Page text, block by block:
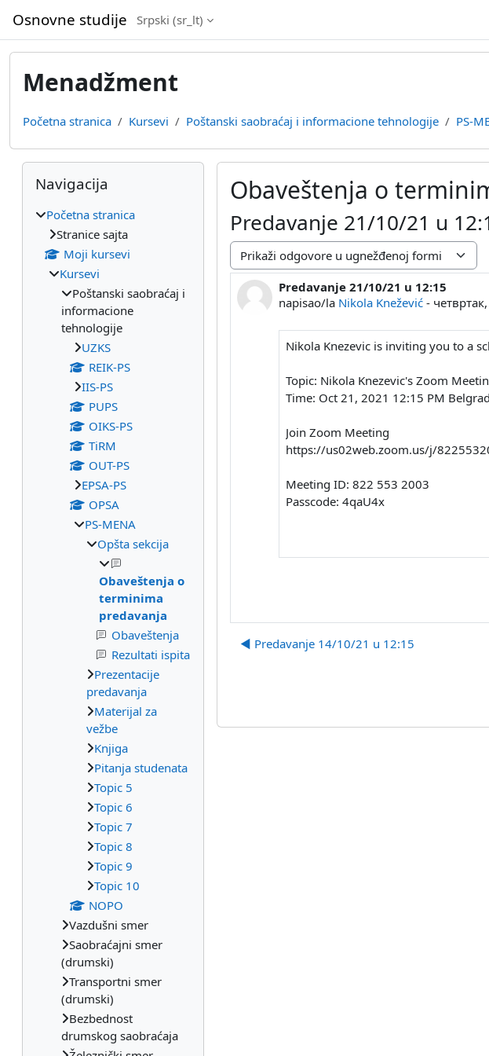
Osnovne studije Srpski ‎(sr_lt)‎
Menadžment
Početna stranica Kursevi Poštanski saobraćaj i informacione tehnologije PS-
Obaveštenja o
Predavanje 21/10/21 u
Način prikazivanja
Predavanje 21/10/21 u 12:15
napisao/la Nikola Knežević -
Broj odgovora: 0
Nikola Knezevic is inviting you to a
Topic: Nikola Knezevic's Zoom
Time: Oct 21, 2021 12:15 PM
Join Zoom Meeting
https://us02web.zoom.us/j/
Meeting ID: 822 553 2003
Passcode: 4qaU4x
◀︎ Predavanje 14/10/21 u 12:15
Blokovi
Preskoči Navigacija
Navigacija
Početna stranica
Stranice sajta
Moji kursevi
Kursevi
Poštanski saobraćaj i
informacione
tehnologije
UZKS
REIK-PS
IIS-PS
PUPS
OIKS-PS
TiRM
OUT-PS
EPSA-PS
OPSA
PS-MENA
Opšta sekcija
Obaveštenja o
terminima
predavanja
Obaveštenja
Rezultati ispita
Prezentacije
predavanja
Materijal za
vežbe
Knjiga
Pitanja studenata
Topic 5
Topic 6
Topic 7
Topic 8
Topic 9
Topic 10
NOPO
Vazdušni smer
Saobraćajni smer
(drumski)
Transportni smer
(drumski)
Bezbednost
drumskog saobraćaja